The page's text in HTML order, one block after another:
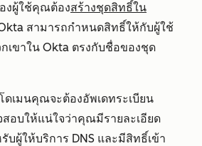
งผู้ใช้คุณต้องสร้างชุดสิทธิ์ใน
สามารถกำหนดสิทธิ์ให้กับผู้ใช้
เขาใน Okta ตรงกับชื่อของชุด
เมนคุณจะต้องอัพเดทระเบียน
อบให้แน่ใจว่าคุณมีรายละเอียด
บผู้ให้บริการ DNS และมีสิทธิ์เข้า